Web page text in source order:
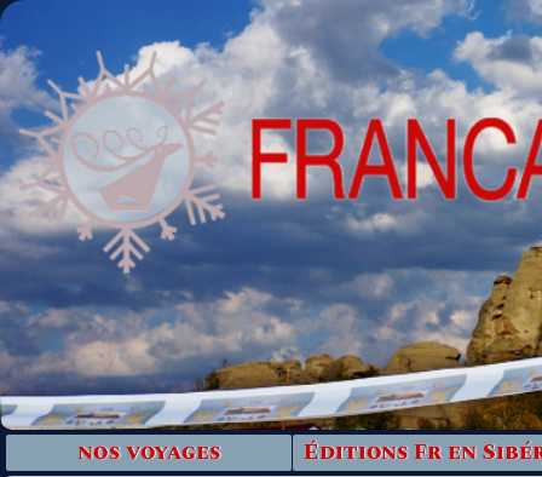
nos voyages Éditions Fr en